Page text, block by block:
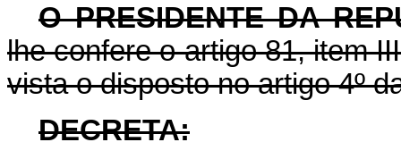
O PRESIDENTE DA
lhe confere o artigo 81, item
vista o disposto no artigo 4º
DECRETA: